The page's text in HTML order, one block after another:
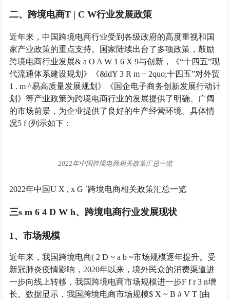
二、跨境电商T | C W行业发展政策
近年来，中国跨境电商行业受到各级政府的高度重视和国
家产业政策的重点支持。国家陆续出台了多项政策，鼓励
跨境电商行业发展& a O A W 1 6 X 9与创新，《“十四五”现
代流通体系建设规划》《&ldY 3 R m + 2quo;十四五”对外贸
1 . m ^易高质量发展规划》《国企电子商务创新发展行动计
划》等产业政策为跨境电商行业的发展提供了明确、广阔
的市场前景，为企业提供了良好的生产经营环境。具体情
况5 f (列示如下：
2022年中国跨境电商相关政策汇总一览
2022年中国U X , x G `跨境电商相关政策汇总一览
三s m 6 4 D W h、跨境电商行业发展现状
1、市场规模
近年来，我国跨境电商( 2 D ~ a b ~市场规模逐年提升。受
新冠肺炎疫情影响，2020年以来，境外民众的消费渠道进
一步向线上转移，我国跨境电商市场规模进一步F f r 3 n增
长。数据显示，我国跨境电商市场规模$ X ~ B # V T [由